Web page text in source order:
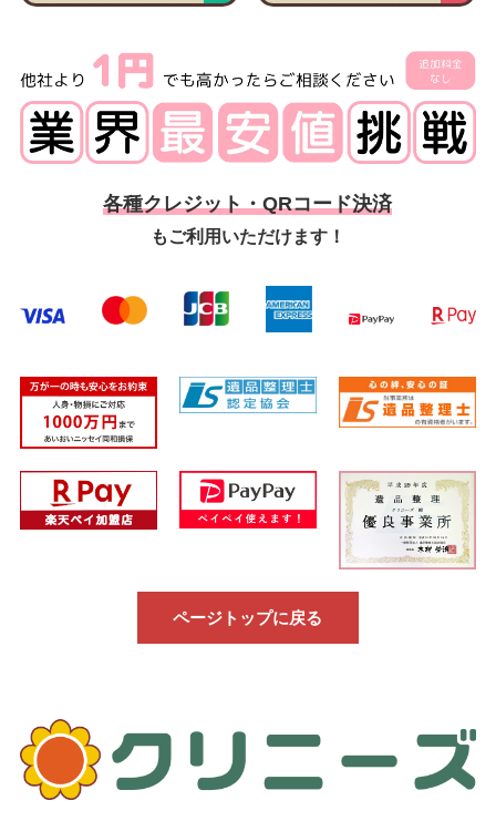
各種クレジット・QRコード決済
もご利用いただけます！
ページトップに戻る